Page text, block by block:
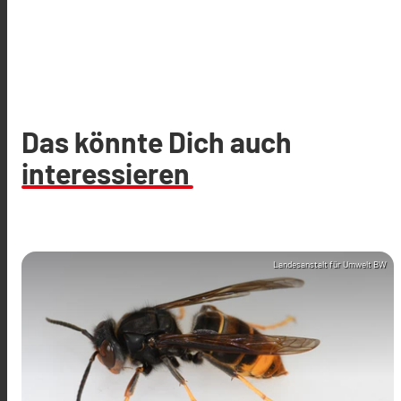
Das könnte Dich auch
interessieren
Landesanstalt für Umwelt BW